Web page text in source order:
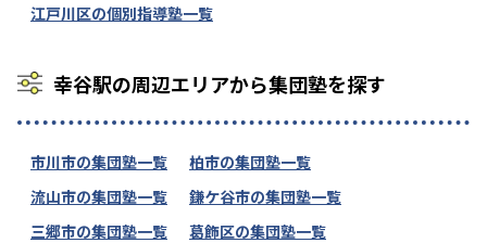
江戸川区の個別指導塾一覧
幸谷駅の周辺エリアから集団塾を探す
市川市の集団塾一覧
柏市の集団塾一覧
流山市の集団塾一覧
鎌ケ谷市の集団塾一覧
三郷市の集団塾一覧
葛飾区の集団塾一覧